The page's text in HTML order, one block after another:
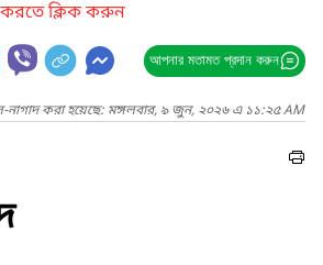
করতে ক্লিক করুন
আপনার মতামত প্রদান করুন
নাগাদ করা হয়েছে: মঙ্গলবার, ৯ জুন, ২০২৬ এ ১১:২৫ AM